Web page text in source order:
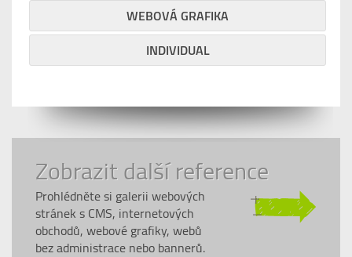
WEBOVÁ GRAFIKA
INDIVIDUAL
Zobrazit další reference
Prohlédněte si galerii webových
stránek s CMS, internetových
obchodů, webové grafiky, webů
bez administrace nebo bannerů.